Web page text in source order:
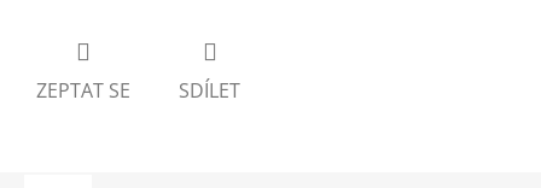
ZEPTAT SE SDÍLET